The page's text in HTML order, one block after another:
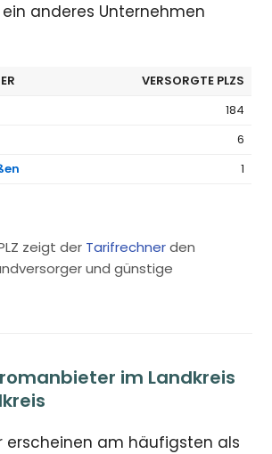
anderes Unternehmen
VERSORGTE PLZS
184
6
1
zeigt der Tarifrechnerden
und günstige
im Landkreis
erscheinen am häufigsten als